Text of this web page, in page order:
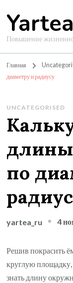
Повышение
Главная
диаметру и радиусу
UNCATEGORISED
длины
по
yartea_ru 4
Решив покрасить
круглую площадку,
знать длину